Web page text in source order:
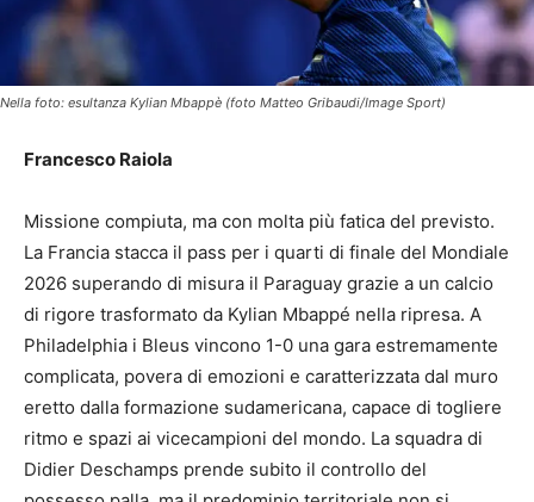
Nella foto: esultanza Kylian Mbappè (foto Matteo Gribaudi/Image Sport)
Francesco Raiola
Missione compiuta, ma con molta più fatica del previsto.
La Francia stacca il pass per i quarti di finale del Mondiale
2026 superando di misura il Paraguay grazie a un calcio
di rigore trasformato da Kylian Mbappé nella ripresa. A
Philadelphia i Bleus vincono 1-0 una gara estremamente
complicata, povera di emozioni e caratterizzata dal muro
eretto dalla formazione sudamericana, capace di togliere
ritmo e spazi ai vicecampioni del mondo. La squadra di
Didier Deschamps prende subito il controllo del